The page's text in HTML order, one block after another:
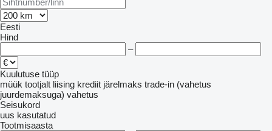
Eesti
Hind
–
Kuulutuse tüüp
müük tootjalt liising krediit järelmaks trade-in (vahetus
juurdemaksuga) vahetus
Seisukord
uus kasutatud
Tootmisaasta